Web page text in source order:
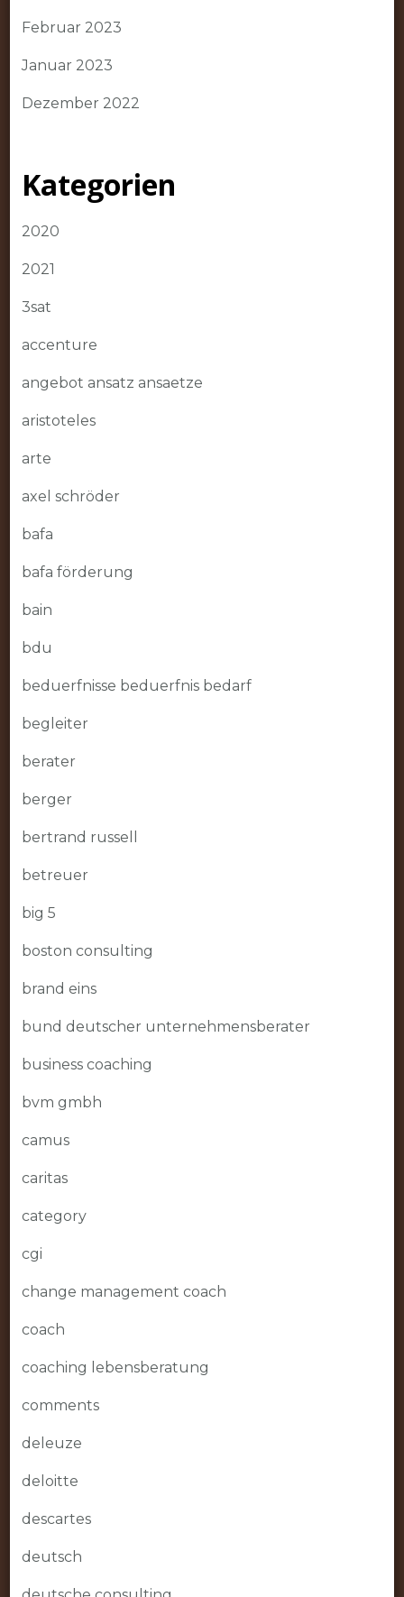
Februar 2023
Januar 2023
Dezember 2022
Kategorien
2020
2021
3sat
accenture
angebot ansatz ansaetze
aristoteles
arte
axel schröder
bafa
bafa förderung
bain
bdu
beduerfnisse beduerfnis bedarf
begleiter
berater
berger
bertrand russell
betreuer
big 5
boston consulting
brand eins
bund deutscher unternehmensberater
business coaching
bvm gmbh
camus
caritas
category
cgi
change management coach
coach
coaching lebensberatung
comments
deleuze
deloitte
descartes
deutsch